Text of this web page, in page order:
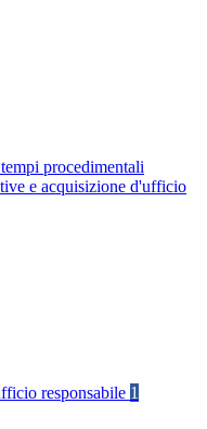
procedimentali
e acquisizione d'ufficio
responsabile 1